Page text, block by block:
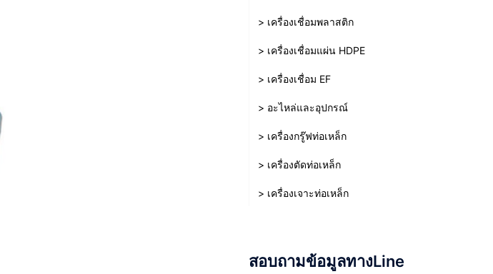
> เครื่องเชื่อมพลาสติก
> เครื่องเชื่อมแผ่น HDPE
> เครื่องเชื่อม EF
> อะไหล่และอุปกรณ์
> เครื่องกรู๊ฟท่อเหล็ก
> เครื่องตัดท่อเหล็ก
> เครื่องเจาะท่อเหล็ก
สอบถามข้อมูลทางLine